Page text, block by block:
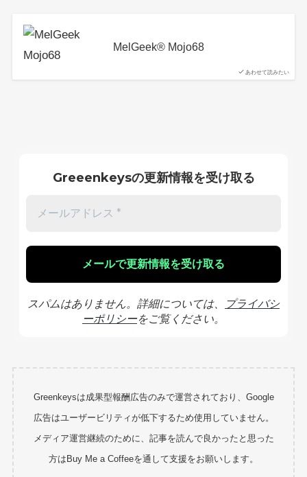
あわせて読みたい
MelGeek®︎ Mojo68
Greeenkeysの更新情報を受け取る
スパムはありません。詳細については、
プライバシ
ーポリシーをご覧ください。
Greenkeysは成果型報酬広告のみで運営されており、Google
広告はユーザービリティが低下するため使用していません。
メディア運営継続のために、記事を読んで良かったと思った
方はBuy Me a Coffeeを通して支援をお願いします。